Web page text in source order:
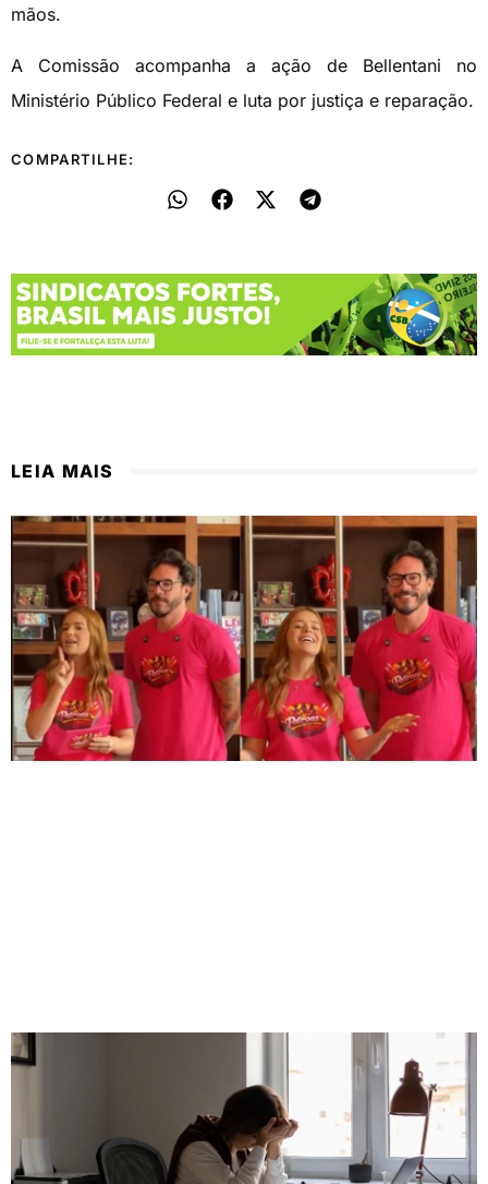
mãos.
A Comissão acompanha a ação de Bellentani no
Ministério Público Federal e luta por justiça e reparação.
COMPARTILHE:
LEIA MAIS